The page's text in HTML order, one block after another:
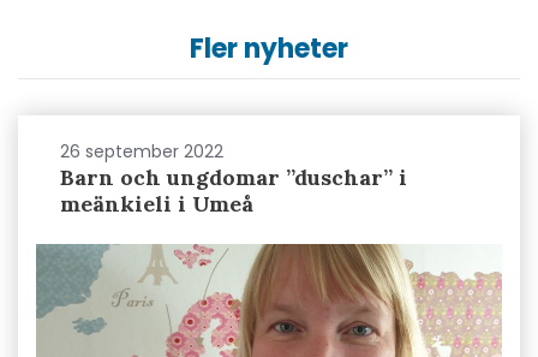
Fler nyheter
26 september 2022
Barn och ungdomar ”duschar” i
meänkieli i Umeå